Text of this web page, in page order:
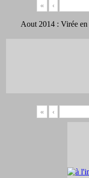
« ‹
Aout 2014 : Virée en
« ‹